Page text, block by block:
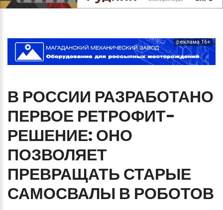
реклама 16+
В РОССИИ РАЗРАБОТАНО
ПЕРВОЕ РЕТРОФИТ-
РЕШЕНИЕ: ОНО
ПОЗВОЛЯЕТ
ПРЕВРАЩАТЬ СТАРЫЕ
САМОСВАЛЫ В РОБОТОВ